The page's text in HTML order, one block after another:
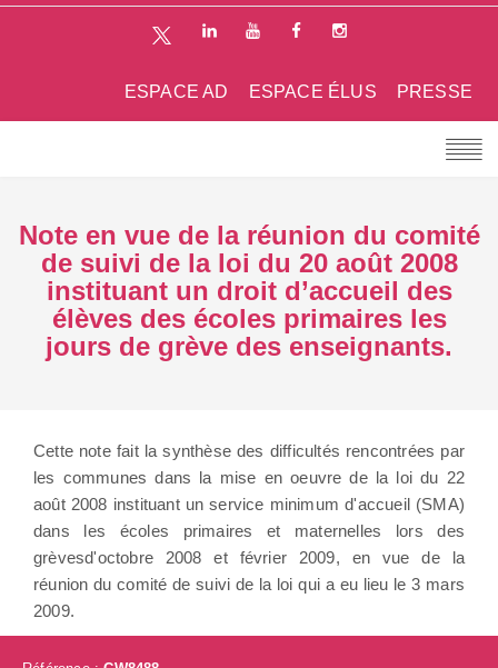
PRESSE
ESPACE ÉLUS
ESPACE AD
Note en vue de la réunion du comité
de suivi de la loi du 20 août 2008
instituant un droit d’accueil des
élèves des écoles primaires les
jours de grève des enseignants.
Cette note fait la synthèse des difficultés rencontrées par
les communes dans la mise en oeuvre de la loi du 22
août 2008 instituant un service minimum d'accueil (SMA)
dans les écoles primaires et maternelles lors des
grèvesd'octobre 2008 et février 2009, en vue de la
réunion du comité de suivi de la loi qui a eu lieu le 3 mars
2009.